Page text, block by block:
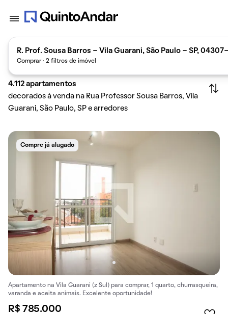
R. Prof. Sousa Barros - Vila Guarani, São Paulo - SP,
Comprar · 2 filtros de imóvel
4.112 apartamentos
decorados à venda na Rua Professor Sousa Barros, Vila
Guarani, São Paulo, SP e arredores
Compre já alugado
Apartamento na Vila Guarani (z Sul) para comprar, 1 quarto, churrasqueira,
varanda e aceita animais. Excelente oportunidade!
R$ 785.000